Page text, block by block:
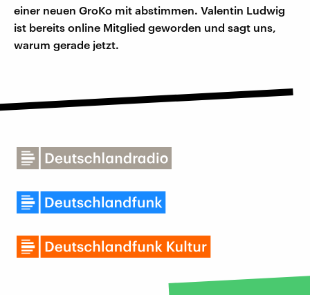
einer neuen GroKo mit abstimmen. Valentin Ludwig
ist bereits online Mitglied geworden und sagt uns,
warum gerade jetzt.